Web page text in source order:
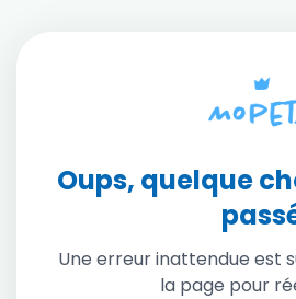
Oups, quelque
Une erreur inattendue est
la page pour